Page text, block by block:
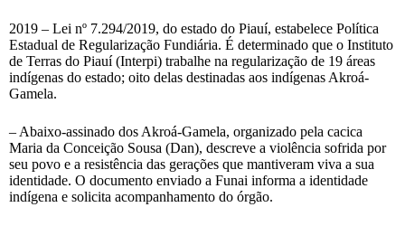
2019 – Lei nº 7.294/2019, do estado do Piauí, estabelece Política
Estadual de Regularização Fundiária. É determinado que o Instituto
de Terras do Piauí (Interpi) trabalhe na regularização de 19 áreas
indígenas do estado; oito delas destinadas aos indígenas Akroá-
Gamela.
– Abaixo-assinado dos Akroá-Gamela, organizado pela cacica
Maria da Conceição Sousa (Dan), descreve a violência sofrida por
seu povo e a resistência das gerações que mantiveram viva a sua
identidade. O documento enviado a Funai informa a identidade
indígena e solicita acompanhamento do órgão.